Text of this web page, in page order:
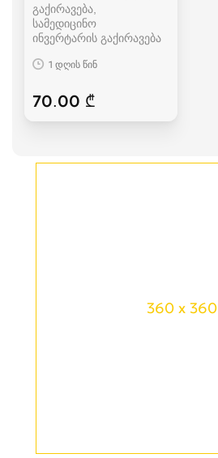
გაქირავება,
სამედიცინო
ინვერტარის გაქირავება
1 დღის წინ
70.00 ₾
360 x 360